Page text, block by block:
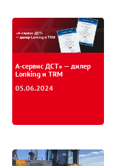
А-сервис ДСТ» — дилер
Lonking и TRM
05.06.2024